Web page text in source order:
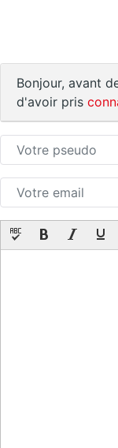
Bonjour, avant
d'avoir pris